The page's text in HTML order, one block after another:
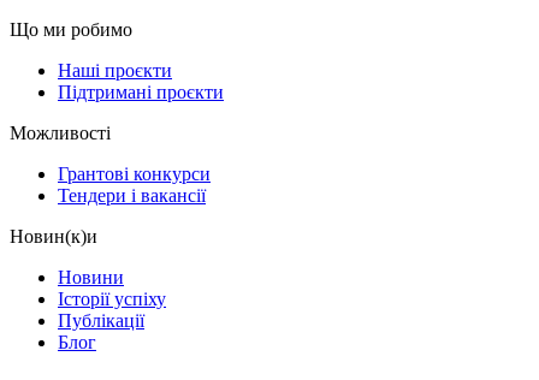
Що ми робимо
Наші проєкти
Підтримані проєкти
Можливості
Грантові конкурси
Тендери і вакансії
Новин(к)и
Новини
Історії успіху
Публікації
Блог